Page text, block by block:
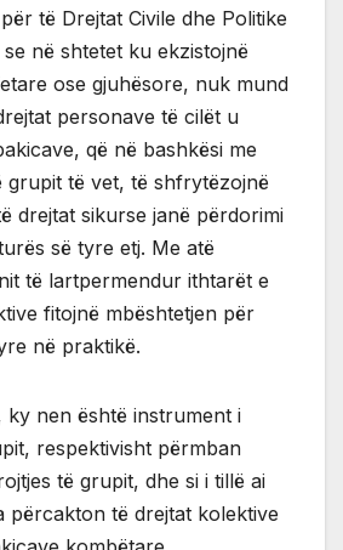
të Drejtat Civile dhe Politike
në shtetet ku ekzistojnë
ose gjuhësore, nuk mund
personave të cilët u
që në bashkësi me
grupit të vet, të shfrytëzojnë
drejtat sikurse janë përdorimi
së tyre etj. Me atë
të lartpermendur ithtarët e
fitojnë mbështetjen për
në praktikë.
ky nen është instrument i
respektivisht përmban
të grupit, dhe si i tillë ai
përcakton të drejtat kolektive